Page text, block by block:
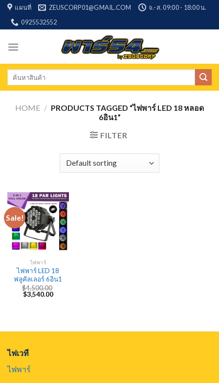
Skip
content
แผนที่ ZEUSCORP01@GMAIL.COM
จ.-ส. 09:00 - 18:00 น.
0925532552
Search
HOME / PRODUCTS TAGGED “ไฟพาร์ LED 18 หลอด
6อิน1”
FILTER
Sale!
ไฟพาร์
ไฟพาร์ LED 18
ฟลูคัลเลอร์ 6อิน1
$4,500.00
Original
price
$3,540.00Current
ไฟเวที
ไฟพาร์